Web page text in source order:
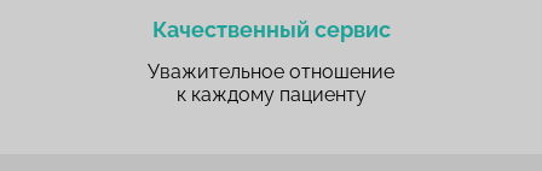
Качественный сервис
Уважительное отношение
к каждому пациенту